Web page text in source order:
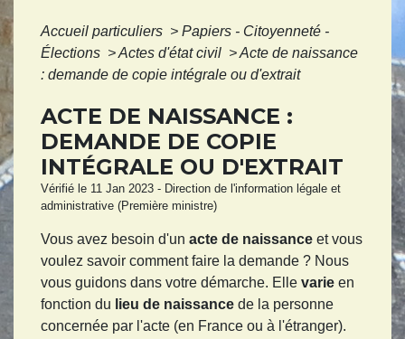
Accueil particuliers > Papiers - Citoyenneté -
Élections >Actes d'état civil >Acte de naissance
: demande de copie intégrale ou d'extrait
ACTE DE NAISSANCE :
DEMANDE DE COPIE
INTÉGRALE OU D'EXTRAIT
Vérifié le 11 Jan 2023 - Direction de l'information légale et
administrative (Première ministre)
Vous avez besoin d'un acte de naissance et vous
voulez savoir comment faire la demande ? Nous
vous guidons dans votre démarche. Elle varie en
fonction du lieu de naissance de la personne
concernée par l'acte (en France ou à l'étranger).